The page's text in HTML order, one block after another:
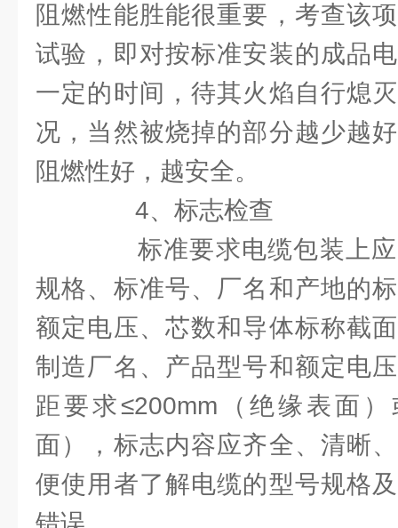
阻燃性能胜能很重要，考查该
试验，即对按标准安装的成品
一定的时间，待其火焰自行熄
况，当然被烧掉的部分越少越
阻燃性好，越安全。
4、标志检查
标准要求电缆包装上应
规格、标准号、厂名和产地的
额定电压、芯数和导体标称截
制造厂名、产品型号和额定电
距要求≤200mm（绝缘表面
面），标志内容应齐全、清晰
便使用者了解电缆的型号规格